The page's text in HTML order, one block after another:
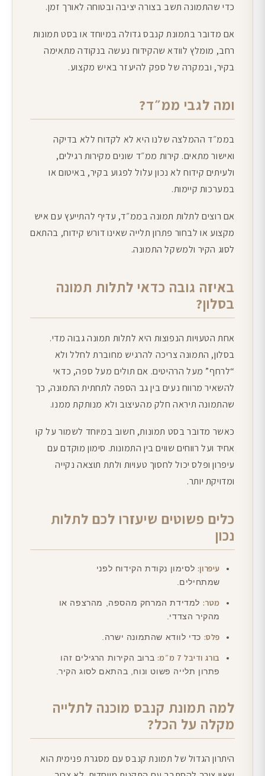
כדי שהתמונה תשב בצורה יציבה ובטוחה לאורך זמן.
אם מדובר בתמונת קנבס גדולה במיוחד או בסט תמונות
רחב, מומלץ לוודא שהקידוח נעשה בנקודה מתאימה
בקיר, ובמקרה של ספק להיעזר באיש מקצוע.
ומה לגבי ממ״ד?
בממ״ד ההמלצה שלנו היא לא לקדוח ללא בדיקה
ואישור מתאים. קירות ממ״ד שונים מקירות רגילים,
ולעיתים קידוח לא נכון עלול לפגוע בקיר, באיטום או
במערכות קיימות.
אם רוצים לתלות תמונה בממ״ד, עדיף להתייעץ עם איש
מקצוע או לבחור פתרון תלייה שאינו דורש קידוח, בהתאם
לסוג הקיר ולמשקל התמונה.
באיזה גובה כדאי לתלות תמונה
בסלון?
אחת הטעויות הנפוצות היא לתלות תמונה גבוה מדי.
בסלון, התמונה צריכה להרגיש מחוברת לחלל ולא
“לרחף” מעל הרהיטים. אם תולים מעל ספה, כדאי
להשאיר מרווח נעים בין גב הספה לתחתית התמונה, כך
שהתמונה תיראה חלק מהעיצוב ולא מנותקת ממנו.
כאשר מדובר בסט תמונות, חשוב במיוחד לשמור על קו
אחיד ועל רווחים שווים בין התמונות. סימון מוקדם עם
עיפרון ופלס יכול לחסוך טעויות ולתת תוצאה נקייה
ומדויקת יותר.
כלים פשוטים שיעזרו לכם לתלות
נכון
עיפרון: לסימון נקודת הקידוח לפני
שמתחילים.
מטר: למדידת המרחק מהספה, מהרצפה או
מהקיר הצדדי.
פלס: כדי לוודא שהתמונה ישרה.
בורג ודיבל 7 מ״מ:
ברוב הקירות הרגילים זהו
פתרון תלייה פשוט ונוח, בהתאם לסוג הקיר.
למה תמונת קנבס מוכנה לתלייה
מקלה על הכל?
היתרון הגדול של תמונת קנבס עם מסגרת פנימית הוא